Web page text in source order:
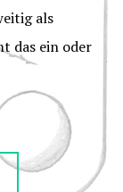
als
das ein oder